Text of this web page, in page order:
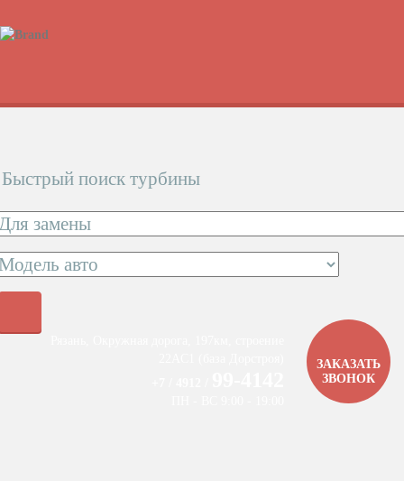
Быстрый поиск турбины
ЗАКАЗАТЬ
ЗВОНОК